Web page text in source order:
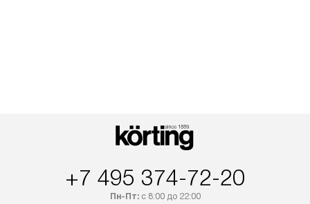
+7 495 374-72-20
Пн-Пт:с 8:00 до 22:00